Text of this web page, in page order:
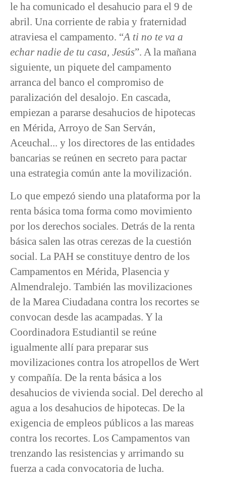
le ha comunicado el desahucio para el 9 de
abril. Una corriente de rabia y fraternidad
atraviesa el campamento. “A ti no te va a
echar nadie de tu casa, Jesús”. A la mañana
siguiente, un piquete del campamento
arranca del banco el compromiso de
paralización del desalojo. En cascada,
empiezan a pararse desahucios de hipotecas
en Mérida, Arroyo de San Serván,
Aceuchal... y los directores de las entidades
bancarias se reúnen en secreto para pactar
una estrategia común ante la movilización.
Lo que empezó siendo una plataforma por la
renta básica toma forma como movimiento
por los derechos sociales. Detrás de la renta
básica salen las otras cerezas de la cuestión
social. La PAH se constituye dentro de los
Campamentos en Mérida, Plasencia y
Almendralejo. También las movilizaciones
de la Marea Ciudadana contra los recortes se
convocan desde las acampadas. Y la
Coordinadora Estudiantil se reúne
igualmente allí para preparar sus
movilizaciones contra los atropellos de Wert
y compañía. De la renta básica a los
desahucios de vivienda social. Del derecho al
agua a los desahucios de hipotecas. De la
exigencia de empleos públicos a las mareas
contra los recortes. Los Campamentos van
trenzando las resistencias y arrimando su
fuerza a cada convocatoria de lucha.